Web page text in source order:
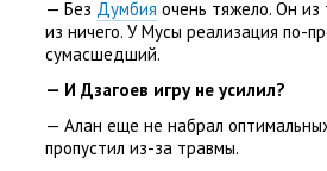
— Без Думбия очень тяжело. Он
из ничего. У Мусы реализация по-
сумасшедший.
— И Дзагоев игру не усилил?
— Алан еще не набрал
пропустил из-за травмы.